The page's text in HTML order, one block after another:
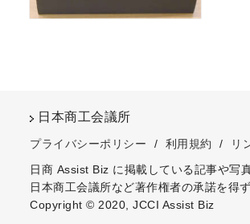
日本商工会議所
プライバシーポリシー / 利用規約 /
リ
日商 Assist Biz に掲載している記事や写
日本商工会議所など著作権者の承諾を得
Copyright © 2020, JCCI Assist Biz